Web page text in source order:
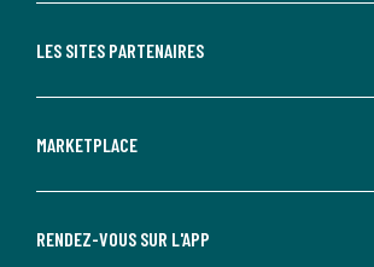
LES SITES PARTENAIRES
MARKETPLACE
RENDEZ-VOUS SUR L'APP